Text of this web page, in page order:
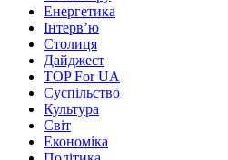
Енергетика
Інтерв’ю
Столиця
Дайджест
TOP For UA
Суспiльство
Культура
Світ
Економіка